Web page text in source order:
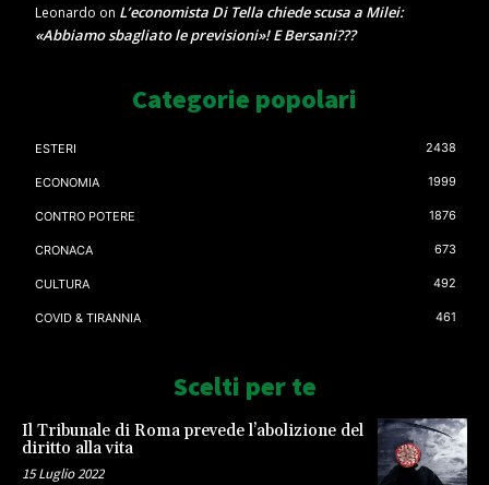
Leonardo on L’economista Di Tella chiede scusa a Milei:
«Abbiamo sbagliato le previsioni»! E Bersani???
Categorie popolari
ESTERI 2438
ECONOMIA 1999
CONTRO POTERE 1876
CRONACA 673
CULTURA 492
COVID & TIRANNIA 461
Scelti per te
Il Tribunale di Roma prevede l’abolizione del
diritto alla vita
15 Luglio 2022